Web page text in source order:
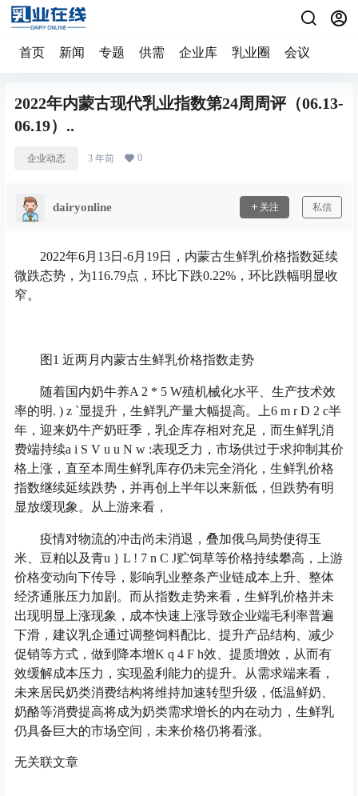
首页 新闻 专题 供需 企业库 乳业圈 会议
2022年内蒙古现代乳业指数第24周周评（06.13-
06.19）..
企业动态 3 年前 0
dairyonline 关注 私信
2022年6月13日-6月19日，内蒙古生鲜乳价格指数延续
微跌态势，为116.79点，环比下跌0.22%，环比跌幅明显收
窄。
图1 近两月内蒙古生鲜乳价格指数走势
随着国内奶牛养A 2 * 5 W殖机械化水平、生产技术效
率的明. ) z `显提升，生鲜乳产量大幅提高。上6 m r D 2 c半
年，迎来奶牛产奶旺季，乳企库存相对充足，而生鲜乳消
费端持续a i S V u u N w :表现乏力，市场供过于求抑制其价
格上涨，直至本周生鲜乳库存仍未完全消化，生鲜乳价格
指数继续延续跌势，并再创上半年以来新低，但跌势有明
显放缓现象。从上游来看，
疫情对物流的冲击尚未消退，叠加俄乌局势使得玉
米、豆粕以及青u } L ! 7 n C J贮饲草等价格持续攀高，上游
价格变动向下传导，影响乳业整条产业链成本上升、整体
经济通胀压力加剧。而从指数走势来看，生鲜乳价格并未
出现明显上涨现象，成本快速上涨导致企业端毛利率普遍
下滑，建议乳企通过调整饲料配比、提升产品结构、减少
促销等方式，做到降本增K q 4 F h效、提质增效，从而有
效缓解成本压力，实现盈利能力的提升。从需求端来看，
未来居民奶类消费结构将维持加速转型升级，低温鲜奶、
奶酪等消费提高将成为奶类需求增长的内在动力，生鲜乳
仍具备巨大的市场空间，未来价格仍将看涨。
无关联文章